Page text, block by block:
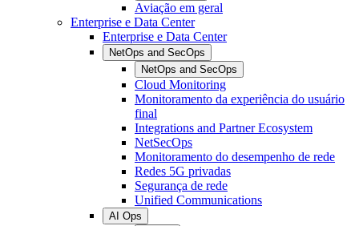
Aviação em geral
Enterprise e Data Center
Enterprise e Data Center
NetOps and SecOps
NetOps and SecOps
Cloud Monitoring
Monitoramento da experiência do usuário
final
Integrations and Partner Ecosystem
NetSecOps
Monitoramento do desempenho de rede
Redes 5G privadas
Segurança de rede
Unified Communications
AI Ops